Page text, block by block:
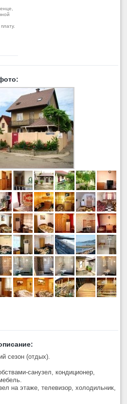
сезон (отдых).
санузел, кондиционер,
на этаже, телевизор, холодильник,